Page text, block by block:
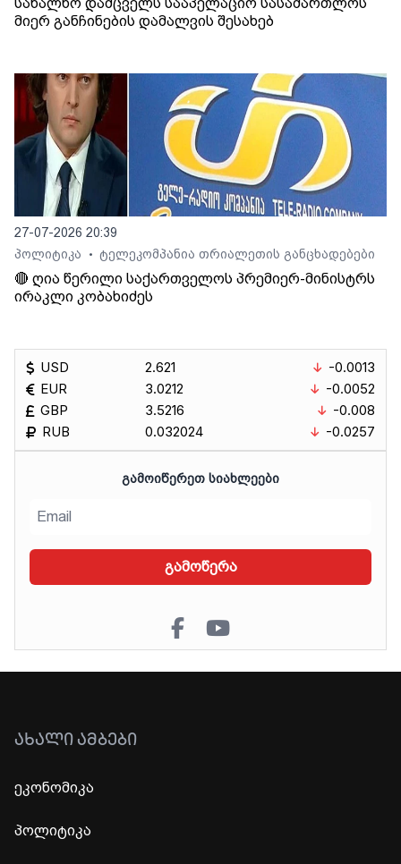
მიერ განჩინების დამალვის შესახებ
27-07-2026 20:39
პოლიტიკა
• ტელეკომპანია თრიალეთის განცხადებები
🔴 ღია წერილი საქართველოს პრემიერ-მინისტრს
ირაკლი კობახიძეს
USD
EUR
GBP
RUB
2.621
3.0212
3.5216
0.032024
-0.0013
-0.0052
-0.008
-0.0257
ᲒᲐᲛᲝᲘᲬᲔᲠᲔᲗ ᲡᲘᲐᲮᲚᲔᲔᲑᲘ
გამოწერა
ᲐᲮᲐᲚᲘ ᲐᲛᲑᲔᲑᲘ
ეკონომიკა
პოლიტიკა